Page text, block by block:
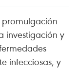
promulgación
investigación y
infecciosas, y